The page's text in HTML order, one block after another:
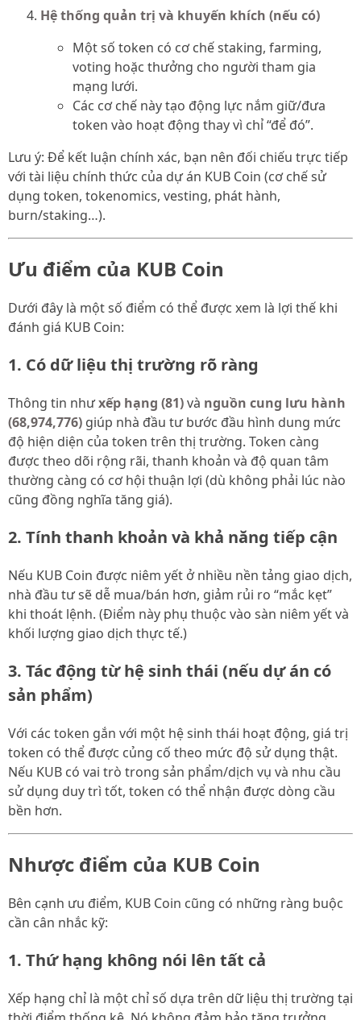
Hệ thống quản trị và khuyến khích (nếu có)
Một số token có cơ chế staking, farming,
voting hoặc thưởng cho người tham gia
mạng lưới.
Các cơ chế này tạo động lực nắm giữ/đưa
token vào hoạt động thay vì chỉ “để đó”.
Lưu ý: Để kết luận chính xác, bạn nên đối chiếu trực tiếp
với tài liệu chính thức của dự án KUB Coin (cơ chế sử
dụng token, tokenomics, vesting, phát hành,
burn/staking…).
Ưu điểm của KUB Coin
Dưới đây là một số điểm có thể được xem là lợi thế khi
đánh giá KUB Coin:
1. Có dữ liệu thị trường rõ ràng
Thông tin nhưxếp hạng (81)và nguồn cung lưu hành
(68,974,776) giúp nhà đầu tư bước đầu hình dung mức
độ hiện diện của token trên thị trường. Token càng
được theo dõi rộng rãi, thanh khoản và độ quan tâm
thường càng có cơ hội thuận lợi (dù không phải lúc nào
cũng đồng nghĩa tăng giá).
2. Tính thanh khoản và khả năng tiếp cận
Nếu KUB Coin được niêm yết ở nhiều nền tảng giao dịch,
nhà đầu tư sẽ dễ mua/bán hơn, giảm rủi ro “mắc kẹt”
khi thoát lệnh. (Điểm này phụ thuộc vào sàn niêm yết và
khối lượng giao dịch thực tế.)
3. Tác động từ hệ sinh thái (nếu dự án có
sản phẩm)
Với các token gắn với một hệ sinh thái hoạt động, giá trị
token có thể được củng cố theo mức độ sử dụng thật.
Nếu KUB có vai trò trong sản phẩm/dịch vụ và nhu cầu
sử dụng duy trì tốt, token có thể nhận được dòng cầu
bền hơn.
Nhược điểm của KUB Coin
Bên cạnh ưu điểm, KUB Coin cũng có những ràng buộc
cần cân nhắc kỹ:
1. Thứ hạng không nói lên tất cả
Xếp hạng chỉ là một chỉ số dựa trên dữ liệu thị trường tại